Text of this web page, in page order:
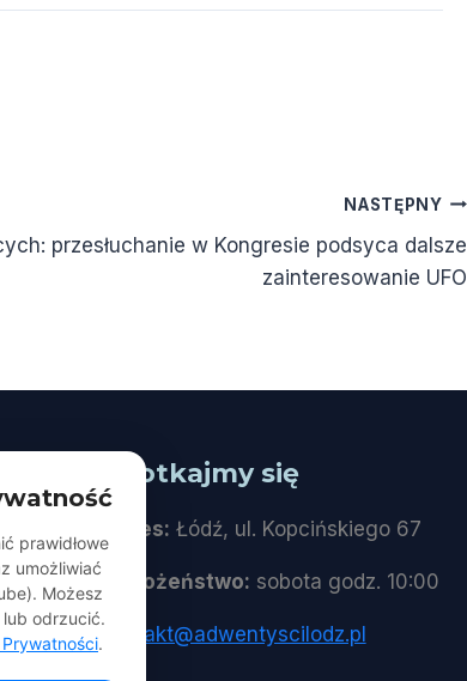
NASTĘPNY
przesłuchanie w Kongresie podsyca dalsze
zainteresowanie UFO
Spotkajmy się
Adres: Łódź, ul. Kopcińskiego 67
Nabożeństwo: sobota godz. 10:00
kontakt@adwentyscilodz.pl
prawidłowe
umożliwiać
Możesz
odrzucić.
.